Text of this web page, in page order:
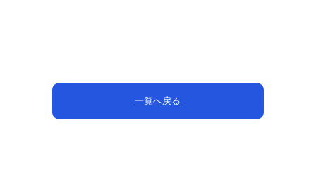
一覧へ戻る